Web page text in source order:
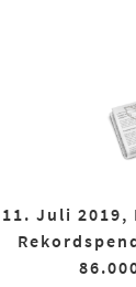
11. Juli 2019,